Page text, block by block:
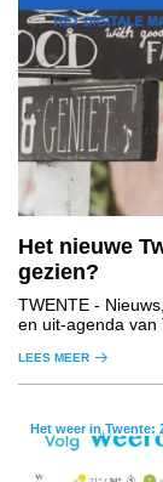
Het nieuwe
gezien?
TWENTE -
en uit-agenda van
LEES MEER
Het weer in Twente: